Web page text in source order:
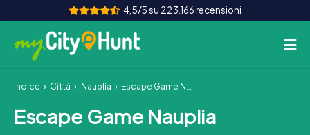
4,5/5 su 223.166 recensioni
Come funziona
Città
Indice Città Nauplia Escape Game Nauplia
Escape Game Nauplia